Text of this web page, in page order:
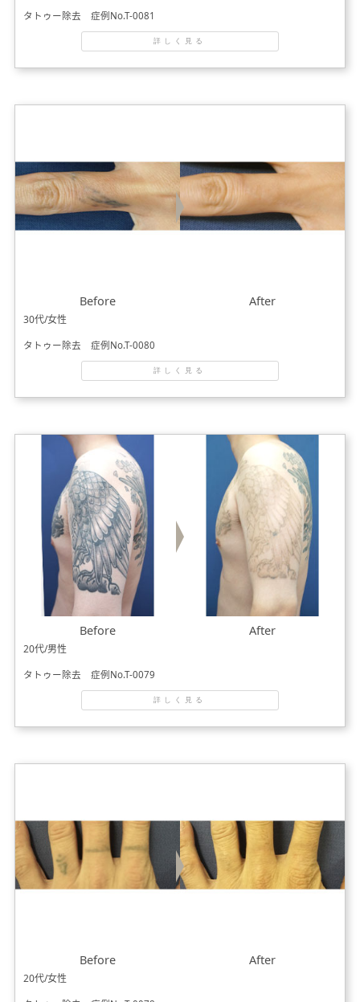
タトゥー除去 症例No.T-0081
詳しく見る
Before After
30代/女性
タトゥー除去 症例No.T-0080
詳しく見る
Before After
20代/男性
タトゥー除去 症例No.T-0079
詳しく見る
Before After
20代/女性